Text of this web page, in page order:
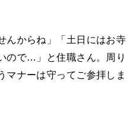
んからね」「土日にはお寺
ので…」と住職さん。周り
マナーは守ってご参拝しま